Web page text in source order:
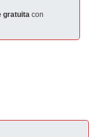
gratuita con